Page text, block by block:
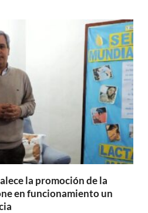
la promoción de la
en funcionamiento un